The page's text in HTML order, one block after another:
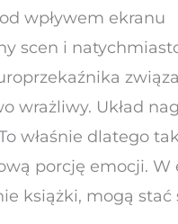
wpływem ekranu
scen i
wrażliwy. Układ
właśnie dlatego
porcję emocji.
książki, mogą